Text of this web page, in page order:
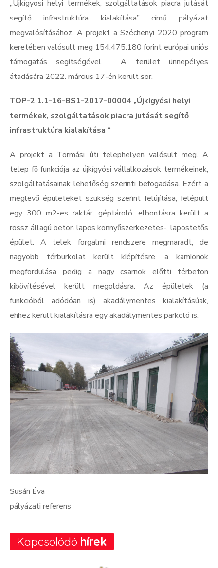
„Újkígyósi helyi termékek, szolgáltatások piacra jutását
segítő infrastruktúra kialakítása” című pályázat
megvalósításához. A projekt a Széchenyi 2020 program
keretében valósult meg 154.475.180 forint európai uniós
támogatás segítségével.
A terület ünnepélyes
átadására 2022. március 17-én került sor.
TOP-2.1.1-16-BS1-2017-00004 „Újkígyósi helyi
termékek, szolgáltatások piacra jutását segítő
infrastruktúra kialakítása “
A projekt a Tormási úti telephelyen valósult meg. A
telep fő funkciója az újkígyósi vállalkozások termékeinek,
szolgáltatásainak lehetőség szerinti befogadása. Ezért a
meglevő épületeket szükség szerint felújítása, felépült
egy 300 m2-es raktár, géptároló, elbontásra került a
rossz állagú beton lapos könnyűszerkezetes-, lapostetős
épület. A telek forgalmi rendszere megmaradt, de
nagyobb térburkolat került kiépítésre, a kamionok
megfordulása pedig a nagy csarnok előtti térbeton
kibővítésével került megoldásra. Az épületek (a
funkcióból adódóan is) akadálymentes kialakításúak,
ehhez került kialakításra egy akadálymentes parkoló is.
Susán Éva
pályázati referens
Kapcsolódó hírek